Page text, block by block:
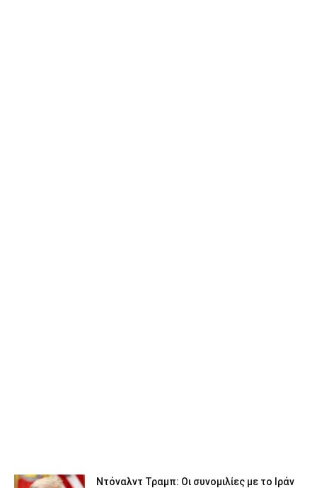
Ντόναλντ Τραμπ: Οι συνομιλίες με το Ιράν